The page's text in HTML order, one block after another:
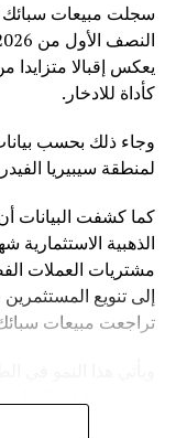
يعكس إقبالا متزايدا
كأداة للادخار.
وجاء ذلك بحسب
لمنطقة سيبيريا
كما كشفت البيانات
إلى تنويع
تراجعت مبيعات سبائك الفضة
بوتين في مارس